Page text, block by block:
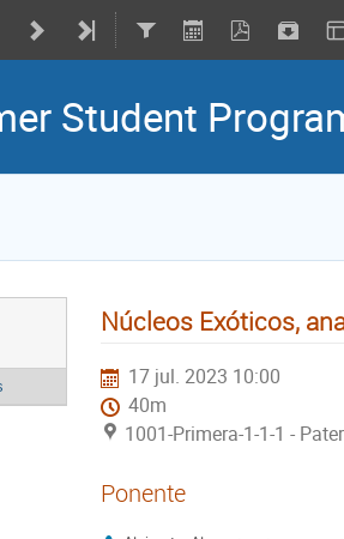
Student
Núcleos Exóticos,
17 jul. 2023 10:00
40m
1001-Primera-1-1-1 -
Ponente